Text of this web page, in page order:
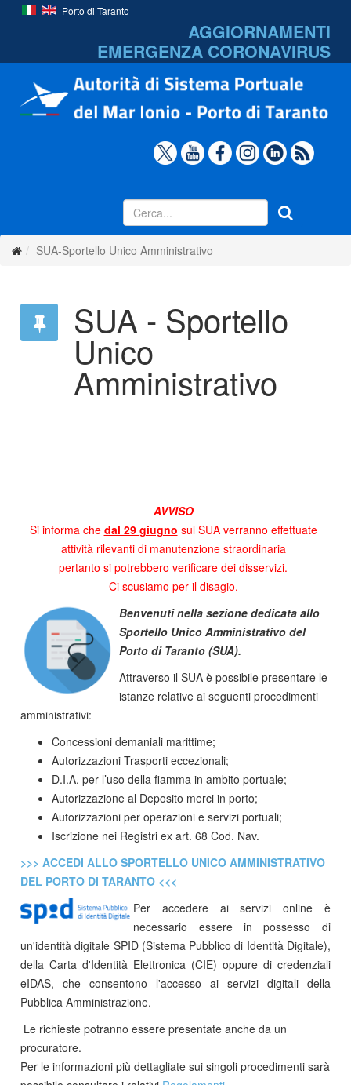
Porto di Taranto
AGGIORNAMENTI
EMERGENZA CORONAVIRUS
SUA-Sportello Unico Amministrativo
SUA - Sportello
Unico
Amministrativo
AVVISO
Si informa che dal 29 giugno sul SUA verranno effettuate
attività rilevanti di manutenzione straordinaria
pertanto si potrebbero verificare dei disservizi.
Ci scusiamo per il disagio.
Benvenuti nella sezione dedicata allo
Sportello Unico Amministrativo del
Porto di Taranto (SUA).
Attraverso il SUA è possibile presentare le
istanze relative ai seguenti procedimenti
amministrativi:
Concessioni demaniali marittime;
Autorizzazioni Trasporti eccezionali;
D.I.A. per l’uso della fiamma in ambito portuale;
Autorizzazione al Deposito merci in porto;
Autorizzazioni per operazioni e servizi portuali;
Iscrizione nei Registri ex art. 68 Cod. Nav.
>>> ACCEDI ALLO SPORTELLO UNICO AMMINISTRATIVO
DEL PORTO DI TARANTO <<<
Per accedere ai servizi online è
necessario essere in possesso di
un'identità digitale SPID (Sistema Pubblico di Identità Digitale),
della Carta d'Identità Elettronica (CIE) oppure di credenziali
eIDAS, che consentono l'accesso ai servizi digitali della
Pubblica Amministrazione.
Le richieste potranno essere presentate anche da un
procuratore.
Per le informazioni più dettagliate sui singoli procedimenti sarà